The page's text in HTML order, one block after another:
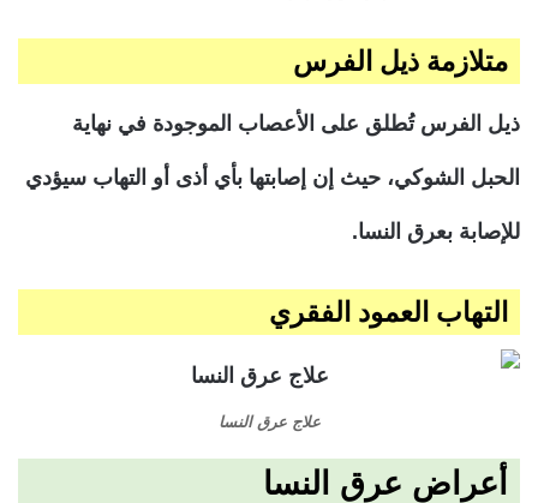
متلازمة ذيل الفرس
ذيل الفرس تُطلق على الأعصاب الموجودة في نهاية
الحبل الشوكي، حيث إن إصابتها بأي أذى أو التهاب سيؤدي
للإصابة بعرق النسا.
التهاب العمود الفقري
علاج عرق النسا
أعراض عرق النسا